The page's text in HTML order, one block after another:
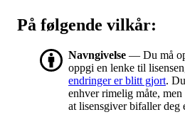
På følgende vilkår:
Navngivelse — Du må
oppgi en lenke til
endringer er blitt gjort.
enhver rimelig måte,
at lisensgiver bifaller deg